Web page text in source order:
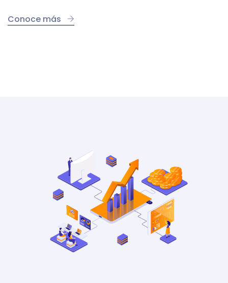
Conoce más